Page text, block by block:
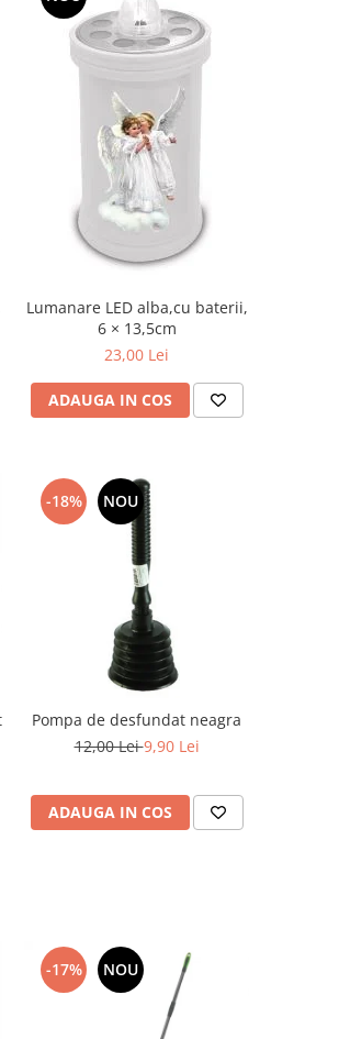
Lumanare LED alba,cu baterii,
6 × 13,5cm
23,00 Lei
ADAUGA IN COS
-18% NOU
Pompa de desfundat neagra
12,00 Lei9,90 Lei
ADAUGA IN COS
-17% NOU